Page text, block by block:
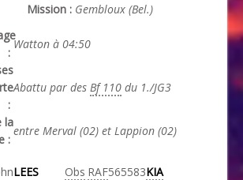
Mission : Gembloux (Bel.)
:
Watton à 04:50
:
Abattu par des Bf 110 du 1./JG3
la
:
entre Merval (02) et Lappion (02)
LEES Obs RAF565583KIA